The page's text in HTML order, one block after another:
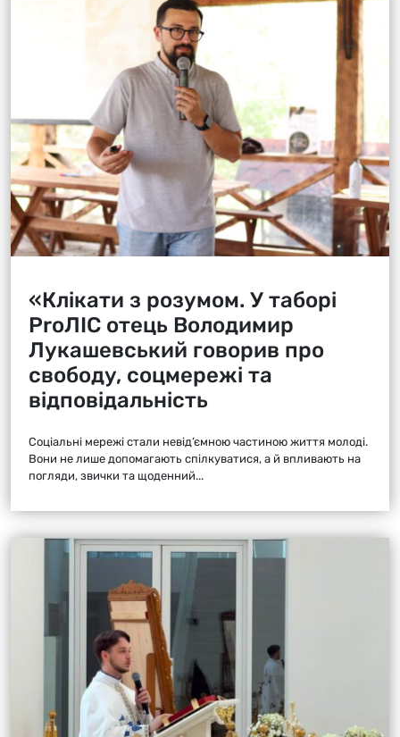
«Клікати з розумом. У таборі
ProЛІС отець Володимир
Лукашевський говорив про
свободу, соцмережі та
відповідальність
Соціальні мережі стали невід’ємною частиною життя молоді.
Вони не лише допомагають спілкуватися, а й впливають на
погляди, звички та щоденний...